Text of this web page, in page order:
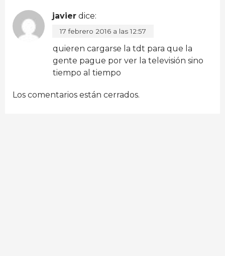
javier dice:
17 febrero 2016 a las 12:57
quieren cargarse la tdt para que la
gente pague por ver la televisión sino
tiempo al tiempo
Los comentarios están cerrados.